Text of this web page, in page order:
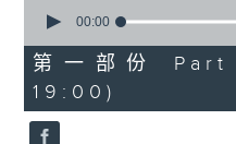
seconds
55
minutes,
0
seconds
00:00
第一部份
19:00)